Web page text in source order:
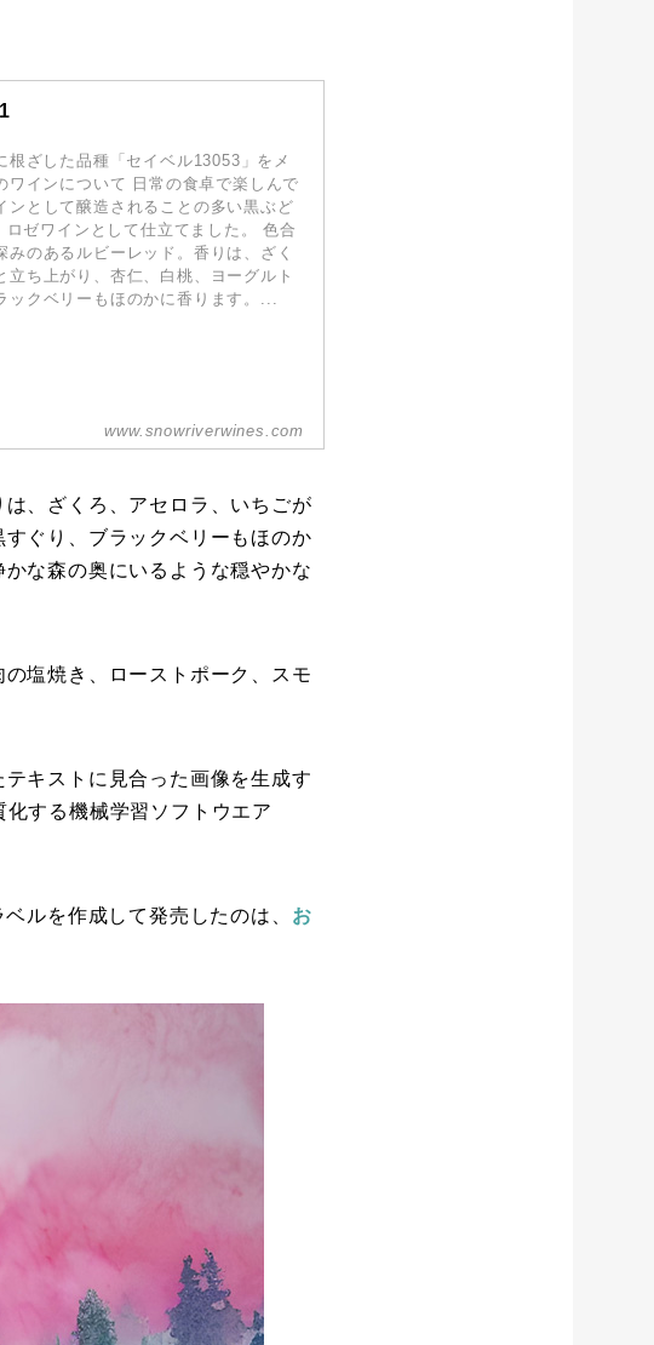
ざした品種「セイベル13053」をメ
インについて 日常の食卓で楽しんで
ンとして醸造されることの多い黒ぶど
ゼワインとして仕立てました。 色合
のあるルビーレッド。香りは、ざく
ち上がり、杏仁、白桃、ヨーグルト
ックベリーもほのかに香ります。...
www.snowriverwines.com
、ざくろ、アセロラ、いちごが
ぐり、ブラックベリーもほのか
な森の奥にいるような穏やかな
塩焼き、ローストポーク、スモ
キストに見合った画像を生成す
する機械学習ソフトウエア
ルを作成して発売したのは、 お